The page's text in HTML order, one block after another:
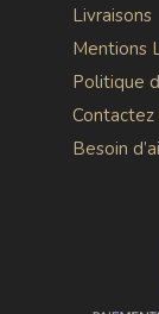
Livraisons
Mentions
Politique
Contactez
Besoin